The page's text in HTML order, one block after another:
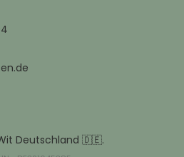
Deutschland 🇩🇪.